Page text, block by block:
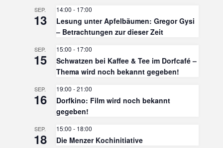
SEP.
13
14:00 - 17:00
Lesung unter Apfelbäumen: Gregor Gysi
– Betrachtungen zur dieser Zeit
SEP.
15
15:00 - 17:00
Schwatzen bei Kaffee & Tee im Dorfcafé –
Thema wird noch bekannt gegeben!
SEP.
16
19:00 -21:00
Dorfkino: Film wird noch bekannt
gegeben!
SEP.
18
15:00 - 18:00
Die Menzer Kochinitiative